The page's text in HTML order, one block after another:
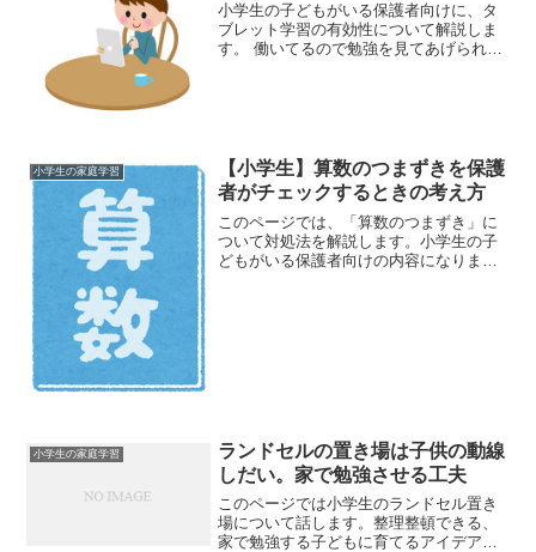
小学生の子どもがいる保護者向けに、タ
ブレット学習の有効性について解説しま
す。 働いてるので勉強を見てあげられな
小学生の家庭学習
【小学生】算数のつまずきを保護
者がチェックするときの考え方
このページでは、「算数のつまずき」に
ついて対処法を解説します。小学生の子
どもがいる保護者向けの内容になりま
小学生の家庭学習
ランドセルの置き場は子供の動線
しだい。家で勉強させる工夫
このページでは小学生のランドセル置き
場について話します。整理整頓できる、
家で勉強する子どもに育てるアイデアを